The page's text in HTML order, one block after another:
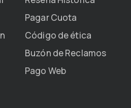
Pagar Cuota
Código de ética
Buzón de Reclamos
Pago Web